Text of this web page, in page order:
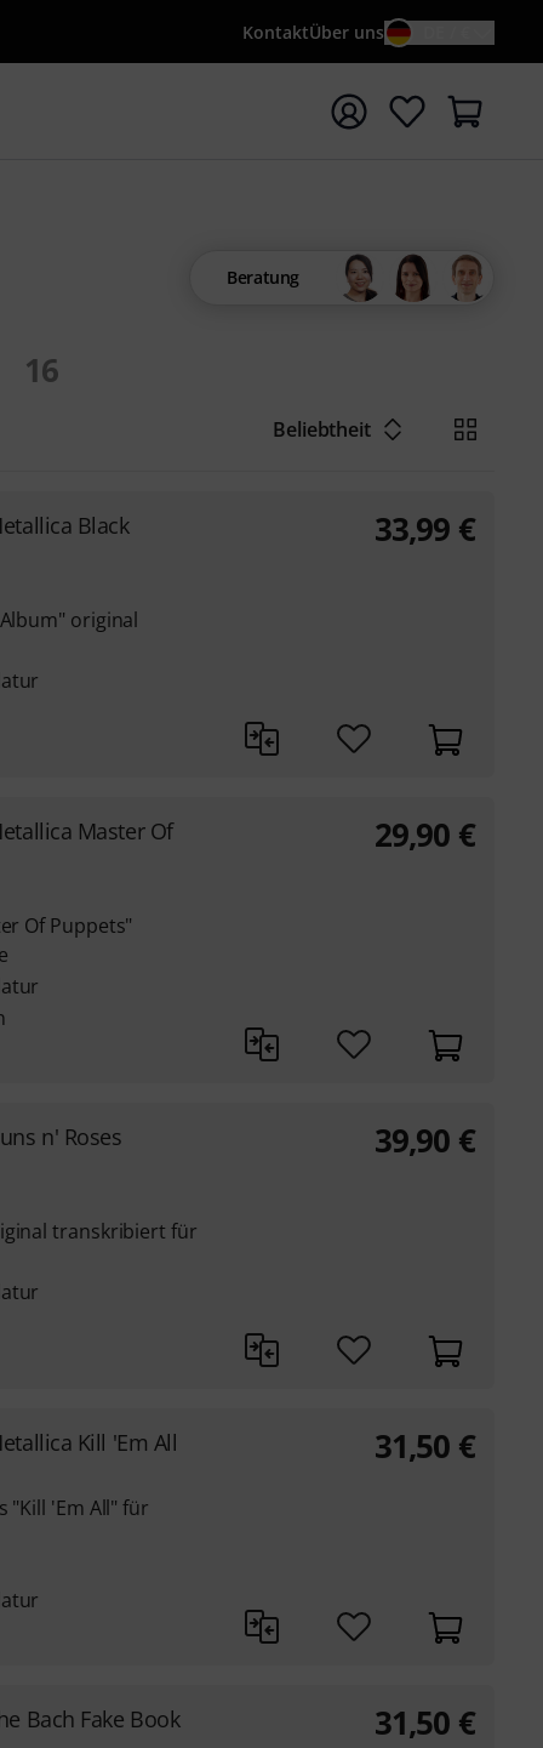
KontaktÜber uns
mit Suchwort {searchTerm} starten
16
Beratung
Beliebtheit
Black
original
33,99 €
Master Of
Of Puppets"
29,90 €
n' Roses
transkribiert für
39,90 €
Kill 'Em All
"Kill 'Em All" für
31,50 €
Bach Fake Book 31,50 €